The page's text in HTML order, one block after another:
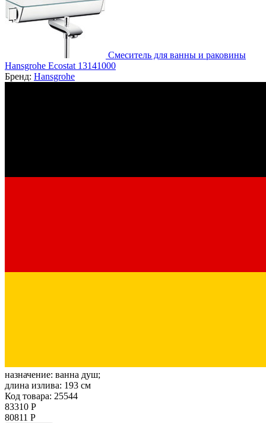
Смеситель для ванны и раковины
Hansgrohe Ecostat 13141000
Бренд: Hansgrohe
назначение: ванна душ;
длина излива: 193 см
Код товара: 25544
83310 Р
80811 Р